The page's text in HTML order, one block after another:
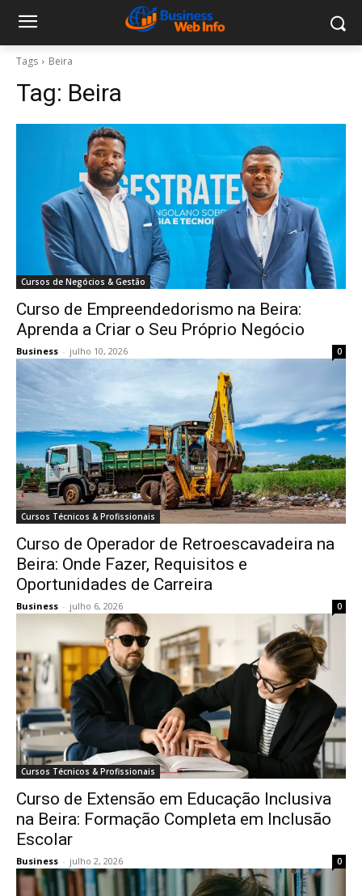
Tags Beira
Tag: Beira
Cursos de Negócios & Gestão
Curso de Empreendedorismo na Beira:
Aprenda a Criar o Seu Próprio Negócio
Business - julho 10, 2026 0
Cursos Técnicos & Profissionais
Curso de Operador de Retroescavadeira na
Beira: Onde Fazer, Requisitos e
Oportunidades de Carreira
Business - julho 6, 2026 0
Cursos Técnicos & Profissionais
Curso de Extensão em Educação Inclusiva
na Beira: Formação Completa em Inclusão
Escolar
Business - julho 2, 2026 0